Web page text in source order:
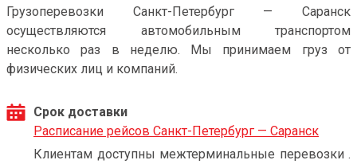
Грузоперевозки Санкт-Петербург — Саранск
осуществляются автомобильным транспортом
несколько раз в неделю. Мы принимаем груз от
физических лиц и компаний.
Срок доставки
Расписание рейсов Санкт-Петербург — Саранск
Клиентам доступны межтерминальные перевозки .